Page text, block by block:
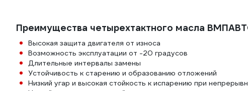
Преимущества четырехтактного масла
Высокая защита двигателя от износа
Возможность эксплуатации от -20 градусов
Длительные интервалы замены
Устойчивость к старению и образованию отложений
Низкий угар и высокая стойкость к испарению при